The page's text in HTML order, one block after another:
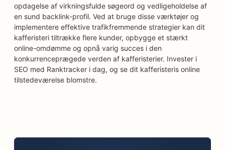
opdagelse af virkningsfulde søgeord og vedligeholdelse af
en sund backlink-profil. Ved at bruge disse værktøjer og
implementere effektive trafikfremmende strategier kan dit
kafferisteri tiltrække flere kunder, opbygge et stærkt
online-omdømme og opnå varig succes i den
konkurrenceprægede verden af kafferisterier. Invester i
SEO med Ranktracker i dag, og se dit kafferisteris online
tilstedeværelse blomstre.